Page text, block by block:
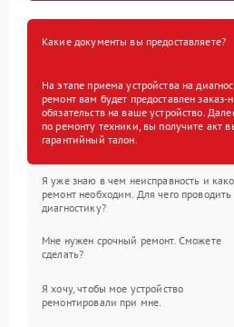
Какие документы вы предоставляете?
На этапе приема устройства на
ремонт вам будет предоставлен
обязательств на ваше устройство.
по ремонту техники, вы получите акт
гарантийный талон.
Я уже знаю в чем неисправность и
ремонт необходим. Для чего проводить
диагностику?
Мне нужен срочный ремонт. Сможете
сделать?
Я хочу, чтобы мое устройство
ремонтировали при мне.